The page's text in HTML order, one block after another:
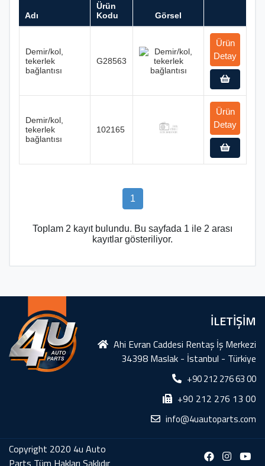
Adı
Ürün
Kodu
Görsel
Demir/kol,
tekerlek
bağlantısı
G28563
Ürün
Detay
Demir/kol,
tekerlek
bağlantısı
102165
Ürün
Detay
1
Toplam 2 kayıt bulundu. Bu sayfada 1 ile 2 arası
kayıtlar gösteriliyor.
İLETİŞİM
Ahi Evran Caddesi Rentaş İş Merkezi
34398 Maslak - İstanbul - Türkiye
+90 212 276 63 00
+90 212 276 13 00
info@4uautoparts.com
Copyright 2020 4u Auto
Parts Tüm Hakları Saklıdır